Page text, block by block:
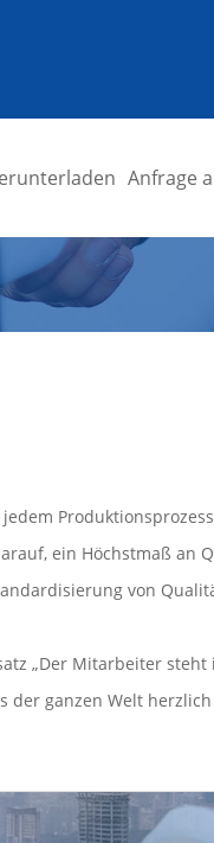
Anfrage
ein Höchstmaß an
von
„Der Mitarbeiter
der ganzen Welt